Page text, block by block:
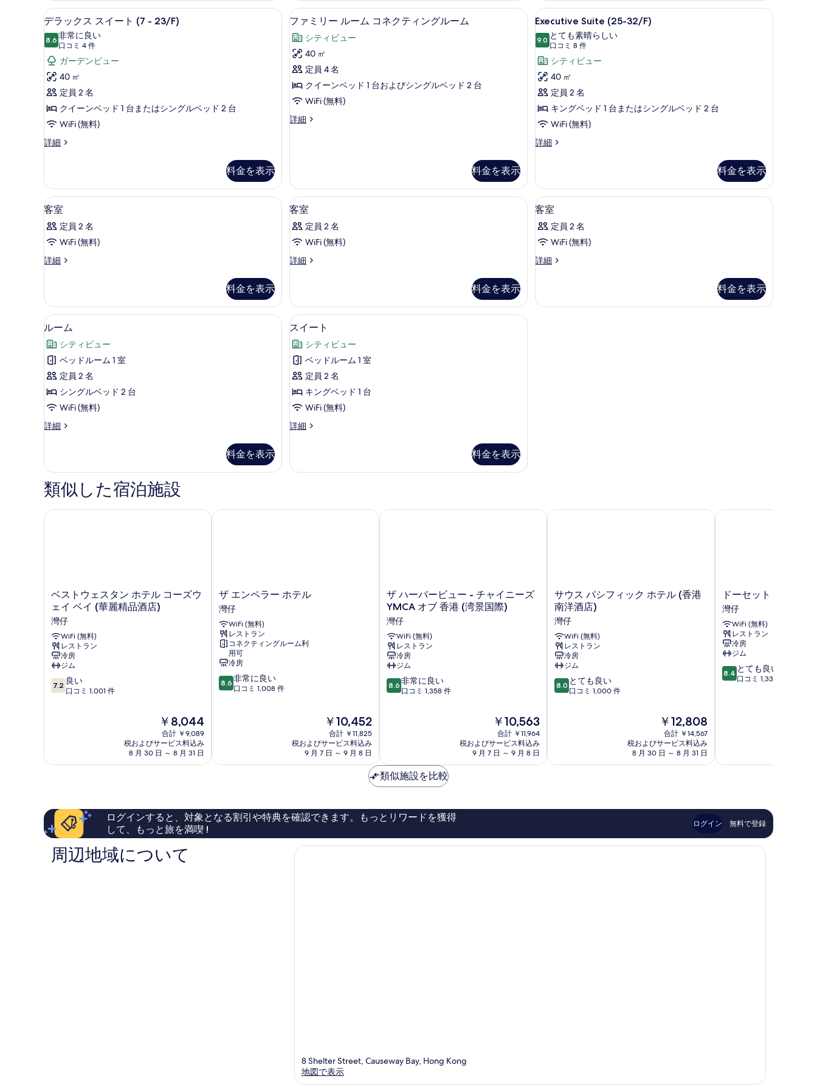
の
写
真
を
表
示
す
る
ル
ー
の
細
の
写
真
を
表
示
る
ル
ー
の
詳
細
べ
て
の
写
真
を
表
示
す
ィ
ブ
ー
の
詳
細
デ
ラ
ッ
ク
ス
ス
イ
ー
ト
23/F)
の
す
べ
て
の
を
表
示
す
る
セーフティボックス (室内)、デスク、アイロン / アイロン台、WiFi (無料)
5
デラックス スイート (7 - 23/F)
8.610 点中 8.6
非常に良い
口コミ 4 件
(口
コ
ミ
4
件)
ガーデンビュー
40 ㎡
定員 2 名
クイーンベッド 1 台またはシングルベッド 2 台
WiFi (無料)
詳細
デ
ス
ス
イ
ト
(7
23/F)
料金を表示
フ
ァ
ミ
リ
ー
ル
ム
テ
ィ
ン
グ
ー
の
す
べ
て
の
写
真
を
表
る
ファミリー ルーム コネクティングルーム | セーフティボックス (室内)、デスク、アイロン / アイロン台、WiFi (無料)
3
ファミリー ルーム コネクティングルーム
シティビュー
40 ㎡
定員 4 名
クイーンベッド 1 台およびシングルベッド 2 台
WiFi (無料)
詳細
フ
ー
ム
コ
ネ
ク
テ
ン
ム
の
詳
細
料金を表示
Executive
Suite
(25-
32/F)
の
す
べ
て
写
を
表
示
す
る
セーフティボックス (室内)、デスク、アイロ
4
Executive Suite (25-32/F)
9.010 点中 9.0
とても素晴らしい
口コミ 8 件
(口
コ
ミ
8
件)
シティビュー
40 ㎡
定員 2 名
キングベッド 1 台またはシングルベッド 2 台
WiFi (無料)
詳細
Executive
の
詳
細
料金を表示
客
室
の
べ
の
写
真
を
表
示
す
る
セーフティボックス (室内)、デスク、アイロン / アイロン台、WiFi (無料)
5
客室
定員 2 名
WiFi (無料)
詳細
客
細
料金を表示
客
室
の
べ
の
写
真
を
表
示
す
る
セーフティボックス (室内)、デスク、アイロン / アイロン台、WiFi (無料)
8
客室
定員 2 名
WiFi (無料)
詳細
客
細
料金を表示
客
室
の
べ
の
セーフティボックス (室内)、デスク、アイロ
5
客室
定員 2 名
WiFi (無料)
詳細
客
細
料金を表示
ル
ー
ム
の
す
べ
の
真
を
表
示
ルーム | セーフティボックス (室内)、デスク、アイロン / アイロン台、WiFi (無料)
6
ルーム
シティビュー
ベッドルーム 1 室
定員 2 名
シングルベッド 2 台
WiFi (無料)
詳細
ル
詳
細
料金を表示
ス
イ
ー
ト
の
す
て
写
表
スイート | セーフティボックス (室内)、デスク、アイロン / アイロン台、WiFi (無料)
6
スイート
シティビュー
ベッドルーム 1 室
定員 2 名
キングベッド 1 台
WiFi (無料)
詳細
ス
の
料金を表示
類似した宿泊施設
ベ
ス
ト
ウ
ェ
ス
タ
ン
ホ
テ
イ
麗
精
品
酒
店)
ベストウェスタン ホテル コーズウ
ェイ ベイ (華麗精品酒店)
灣仔
WiFi (無料)
レストラン
冷房
ジム
10
段
コ
件
の
口
ミ
7.2 良い
口コミ 1,001 件
現
在
の
料
金
￥8,044
合計 ￥9,089
税およびサービス料込み
8 月 30 日 ～ 8 月 31 日
ベストウェスタン ホテル コーズウェイ ベイ (華麗精品酒店)
ザ
エ
ン
ペ
ラ
ー
ホ
テ
ル
灣
ザ エンペラー ホテル
灣仔
WiFi (無料)
レストラン
コネクティングルーム利
用可
冷房
10
段
良
ミ
1,008
件
8.6 非常に良い
口コミ 1,008 件
現
在
の
料
金
￥10,452
合計 ￥11,825
税およびサービス料込み
9 月 7 日 ～ 9 月 8 日
ザ エンペラー ホテル
ザ
ハ
ー
バ
ー
ビ
ュ
ー
-
チ
オ
ブ
香
(湾
景
際)
ザ ハーバービュー - チャイニーズ
YMCA オブ 香港 (湾景国際)
灣仔
WiFi (無料)
レストラン
冷房
ジム
10
段
良
い、
口
ミ
1,358
件
8.6 非常に良い
口コミ 1,358 件
現
在
の
料
金
￥10,563
合計 ￥11,964
税およびサービス料込み
9 月 7 日 ～ 9 月 8 日
ザ ハーバービュー - チャイニーズ YMCA オブ 香港 (湾景国際)
サ
ウ
ス
パ
シ
フ
ィ
ッ
ク
ホ
酒
サウス パシフィック ホテル (香港
南洋酒店)
灣仔
WiFi (無料)
レストラン
冷房
ジム
10
段
良
ミ
件
8.0 とても良い
口コミ 1,000 件
現
在
の
料
金
￥12,808
合計 ￥14,567
税およびサービス料込み
8 月 30 日 ～ 8 月 31 日
サウス パシフィック ホテル (香港南洋酒店)
ド
ー
セ
ッ
ト
ワ
ン
チ
ャ
ドーセット ワンチャ
灣仔
WiFi (無料)
レストラン
冷房
ジム
10
段
い、
1,335
件
の
8.4 とても良い
口コミ 1,335 件
ドーセット ワンチャイ
類似施設を比較
ログインすると、対象となる割引や特典を確認できます。もっとリワードを獲得
して、もっと旅を満喫 !
ログイン 無料で登録
周辺地域について
8 Shelter Street, Causeway Bay, Hong Kong
地図で表示